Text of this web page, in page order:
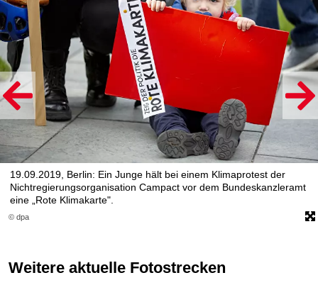
© dpa
19.09.2019, Berlin: Ein Junge hält bei einem Klimaprotest der
Nichtregierungsorganisation Campact vor dem Bundeskanzleramt
eine „Rote Klimakarte".
Weitere aktuelle Fotostrecken